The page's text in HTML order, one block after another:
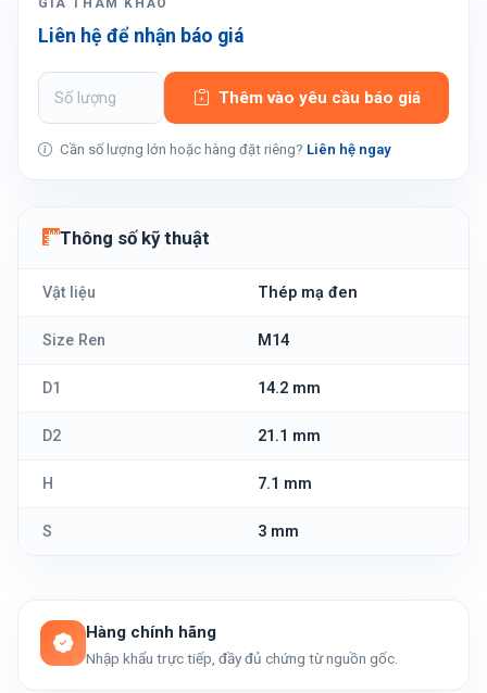
GIÁ THAM KHẢO
Liên hệ để nhận báo giá
Thêm vào yêu cầu báo giá
Cần số lượng lớn hoặc hàng đặt riêng? Liên hệ ngay
Thông số kỹ thuật
Vật liệu Thép mạ đen
Size Ren M14
D1 14.2 mm
D2 21.1 mm
H 7.1 mm
S 3 mm
Hàng chính hãng
Nhập khẩu trực tiếp, đầy đủ chứng từ nguồn gốc.